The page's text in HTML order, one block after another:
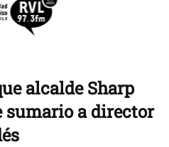
alcalde Sharp
sumario a director